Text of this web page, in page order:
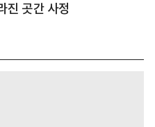
진 곳간 사정